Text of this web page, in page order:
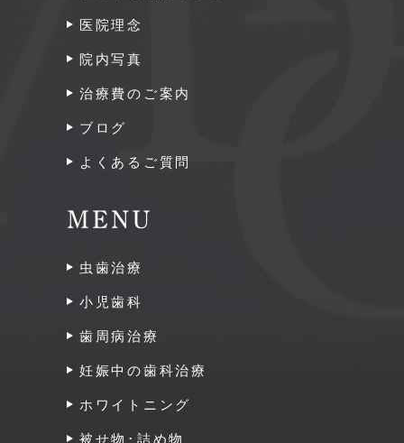
医院理念
院内写真
治療費のご案内
ブログ
よくあるご質問
MENU
虫歯治療
小児歯科
歯周病治療
妊娠中の歯科治療
ホワイトニング
被せ物･詰め物